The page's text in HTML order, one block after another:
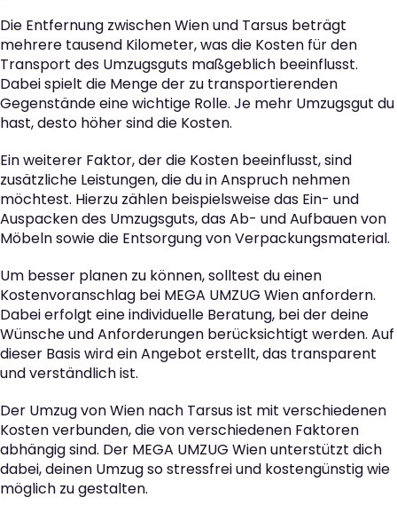
Die Entfernung zwischen Wien und Tarsus beträgt
mehrere tausend Kilometer, was die Kosten für den
Transport des Umzugsguts maßgeblich beeinflusst.
Dabei spielt die Menge der zu transportierenden
Gegenstände eine wichtige Rolle. Je mehr Umzugsgut du
hast, desto höher sind die Kosten.
Ein weiterer Faktor, der die Kosten beeinflusst, sind
zusätzliche Leistungen, die du in Anspruch nehmen
möchtest. Hierzu zählen beispielsweise das Ein- und
Auspacken des Umzugsguts, das Ab- und Aufbauen von
Möbeln sowie die Entsorgung von Verpackungsmaterial.
Um besser planen zu können, solltest du einen
Kostenvoranschlag bei MEGA UMZUG Wien anfordern.
Dabei erfolgt eine individuelle Beratung, bei der deine
Wünsche und Anforderungen berücksichtigt werden. Auf
dieser Basis wird ein Angebot erstellt, das transparent
und verständlich ist.
Der Umzug von Wien nach Tarsus ist mit verschiedenen
Kosten verbunden, die von verschiedenen Faktoren
abhängig sind. Der MEGA UMZUG Wien unterstützt dich
dabei, deinen Umzug so stressfrei und kostengünstig wie
möglich zu gestalten.